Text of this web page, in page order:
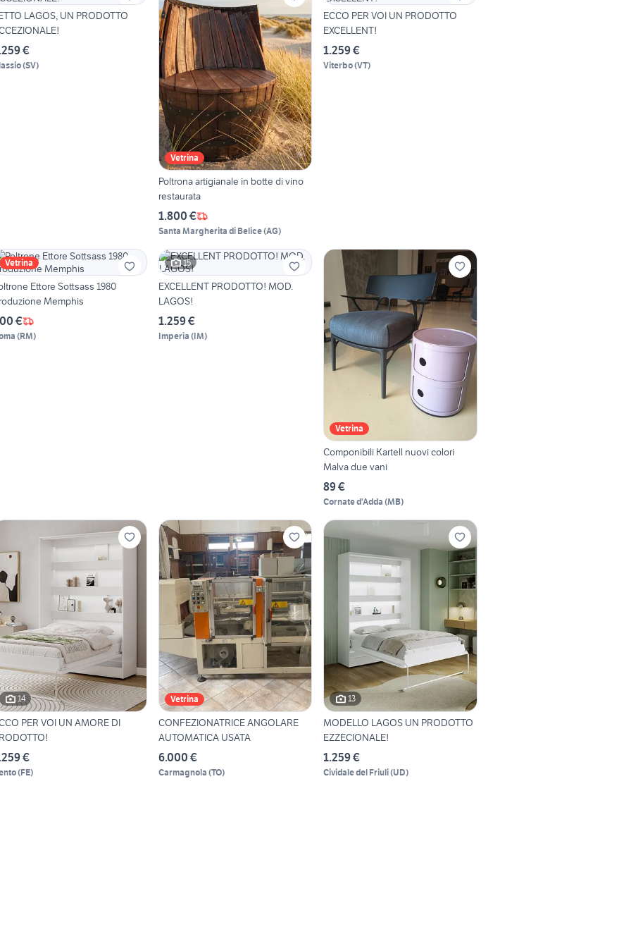
LAGOS, UN PRODOTTO
€
(SV)
Vetrina
Poltrona artigianale in botte di vino
restaurata
1.800 €
Santa Margherita di Belice(AG)
ECCO PER VOI UN PRODOTTO
EXCELLENT!
1.259 €
Viterbo(VT)
Vetrina
Ettore Sottsass 1980
Memphis
€
(RM)
15
EXCELLENT PRODOTTO! MOD.
LAGOS!
1.259 €
Imperia (IM)
Vetrina
Componibili Kartell nuovi colori
Malva due vani
89 €
Cornate d'Adda (MB)
14
PER VOI UN AMORE DI
€
(FE)
Vetrina
CONFEZIONATRICE ANGOLARE
AUTOMATICA USATA
6.000 €
Carmagnola (TO)
13
MODELLO LAGOS UN PRODOTTO
EZZECIONALE!
1.259 €
Cividale del Friuli(UD)